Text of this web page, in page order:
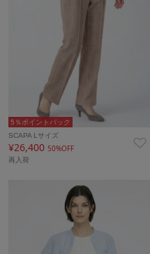
5％ポイントバック
SCAPA Lサイズ
¥26,400 50%OFF
再入荷